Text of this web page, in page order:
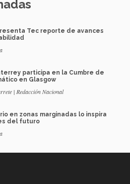
Tec reporte de avances
participa en la Cumbre de
en Glasgow
| Redacción Nacional
en zonas marginadas lo inspira
del futuro